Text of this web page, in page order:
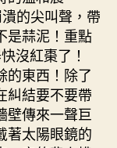
的尖叫聲，帶
是蒜泥！重點
沒紅棗了！
的東西！除了
結要不要帶
壁傳來一聲巨
著太陽眼鏡的